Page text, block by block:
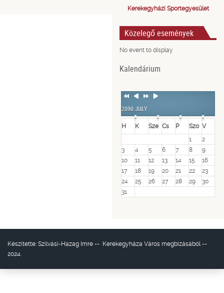
Kerekegyházi Sportegyesület
Közelegő események
No event to display
Kalendárium
Previous
Previous
NextNext
2090 JULY
H K Sze Cs P Szo V
1
2
3
4 5 6 7 8
9
10
11 12 13 14 15
16
17
18 19 20 21 22
23
24
25 26 27 28 29
30
31
Készítette: Szilvási-Hazag Imre -- Kerekegyháza Város megbízásából --
2024.